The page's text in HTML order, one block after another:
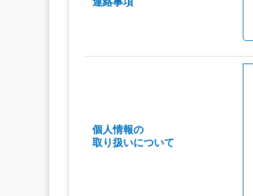
個人情報の
取り扱いについて